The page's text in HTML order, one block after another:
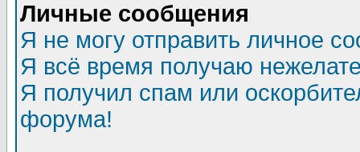
Личные сообщения
Я не могу отправить личное
Я всё время получаю
Я получил спам или
форума!